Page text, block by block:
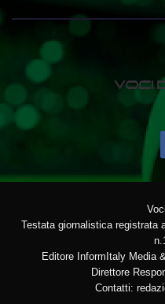
Testata giornalistica registrata
Editore InformItaly Media
Direttore
Contatti: